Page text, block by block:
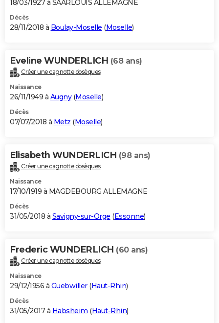
18/03/1927 à SAARLOUIS ALLEMAGNE
Décès
28/11/2018 à Boulay-Moselle (Moselle)
Eveline WUNDERLICH (68 ans)
Créer une cagnotte obsèques
Naissance
26/11/1949 à Augny(Moselle)
Décès
07/07/2018 à Metz (Moselle)
Elisabeth WUNDERLICH (98 ans)
Créer une cagnotte obsèques
Naissance
17/10/1919 à MAGDEBOURG ALLEMAGNE
Décès
31/05/2018 à Savigny-sur-Orge (Essonne)
Frederic WUNDERLICH (60 ans)
Créer une cagnotte obsèques
Naissance
29/12/1956 à Guebwiller(Haut-Rhin)
Décès
31/05/2017 à Habsheim (Haut-Rhin)